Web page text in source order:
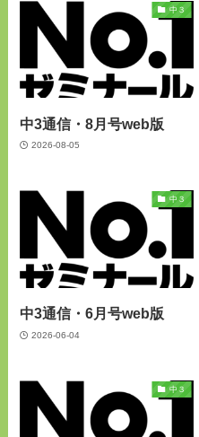
中３
中3通信・8月号web版
2026-08-05
中３
中3通信・6月号web版
2026-06-04
中３